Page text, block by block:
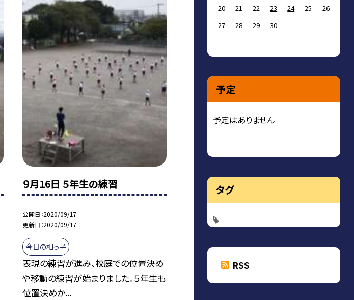
９月16日 ５年生の練習
公開日 2020/09/17
更新日 2020/09/17
今日の相っ子
表現の練習が進み、校庭での位置決め
や移動の練習が始まりました。５年生も
位置決めか...
20
21 22 23 24 25
26
27
28 29 30
予定
予定はありません
タグ
RSS